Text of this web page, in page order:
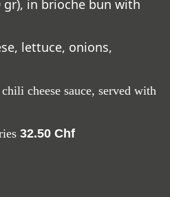
gr), in brioche bun with
, lettuce, onions,
chili cheese sauce, served with
32.50 Chf